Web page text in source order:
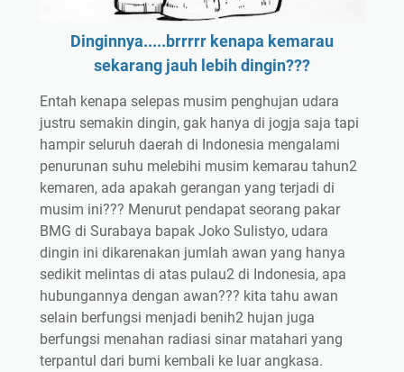
Dinginnya.....brrrrr kenapa kemarau
sekarang jauh lebih dingin???
Entah kenapa selepas musim penghujan udara
justru semakin dingin, gak hanya di jogja saja tapi
hampir seluruh daerah di Indonesia mengalami
penurunan suhu melebihi musim kemarau tahun2
kemaren, ada apakah gerangan yang terjadi di
musim ini??? Menurut pendapat seorang pakar
BMG di Surabaya bapak Joko Sulistyo, udara
dingin ini dikarenakan jumlah awan yang hanya
sedikit melintas di atas pulau2 di Indonesia, apa
hubungannya dengan awan??? kita tahu awan
selain berfungsi menjadi benih2 hujan juga
berfungsi menahan radiasi sinar matahari yang
terpantul dari bumi kembali ke luar angkasa.